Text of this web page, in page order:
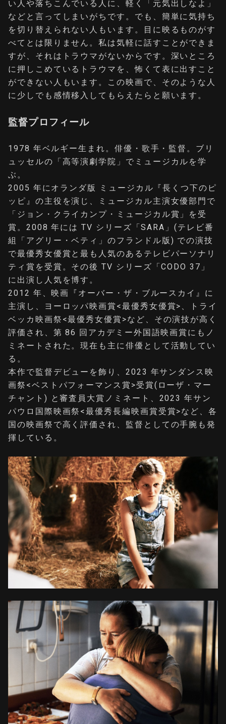
い人や落ちこんでいる人に、軽く「元気出しなよ」
などと言ってしまいがちです。でも、簡単に気持ち
を切り替えられない人もいます。目に映るものがす
べてとは限りません。私は気軽に話すことができま
すが、それはトラウマがないからです。深いところ
に押しこめているトラウマを、怖くて表に出すこと
ができない人もいます。この映画で、そのような人
に少しでも感情移入してもらえたらと願います。
監督プロフィール
1978 年ベルギー生まれ。俳優・歌手・監督。ブリ
ュッセルの「高等演劇学院」でミュージカルを学
ぶ。
2005 年にオランダ版 ミュージカル『⻑くつ下のピ
ッピ』の主役を演じ、ミュージカル主演女優部門で
「ジョン・クライカンプ・ミュージカル賞」を受
賞。2008 年には TV シリーズ「SARA」(テレビ番
組「アグリー・ベティ」のフランドル版) での演技
で最優秀女優賞と最も人気のあるテレビパーソナリ
ティ賞を受賞。その後 TV シリーズ「CODO 37」
に出演し人気を博す。
2012 年、映画『オーバー・ザ・ブルースカイ』に
主演し、ヨーロッパ映画賞<最優秀女優賞>、トライ
ベッカ映画祭<最優秀女優賞>など、その演技が高く
評価され、第 86 回アカデミー外国語映画賞にもノ
ミネートされた。現在も主に俳優として活動してい
る。
本作で監督デビューを飾り、2023 年サンダンス映
画祭<ベストパフォーマンス賞>受賞(ローザ・マー
チャント) と審査員大賞ノミネート、2023 年サン
パウロ国際映画祭<最優秀⻑編映画賞受賞>など、各
国の映画祭で高く評価され、監督としての手腕も発
揮している。